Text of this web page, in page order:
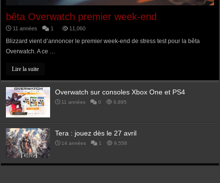
bêta Overwatch premier week-end
11 années 1 11,060
Blizzard vient d’annoncer le premier week-end de stress test pour la bêta
Overwatch. A ce …
Lire la suite
Overwatch sur consoles Xbox One et PS4
11 années 0 6,895
Tera : jouez dès le 27 avril
14 années 1 9,558